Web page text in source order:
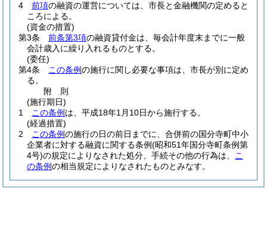
4
前項の融資の運営については、市長と金融機関の定めると
ころによる。
(資金の措置)
第3条
前条第3項の融資貸付金は、毎会計年度末までに一般
会計歳入に繰り入れるものとする。
(委任)
第4条
この条例の施行に関し必要な事項は、市長が別に定め
る。
附 則
(施行期日)
1
この条例 は、平成18年1月10日から施行する。
(経過措置)
2
この条例の施行の日の前日までに、合併前の国分寺町中小
企業者に対する融資に関する条例(昭和51年国分寺町条例第
4号)の規定によりなされた処分、手続その他の行為は、
こ
の条例の相当規定によりなされたものとみなす。